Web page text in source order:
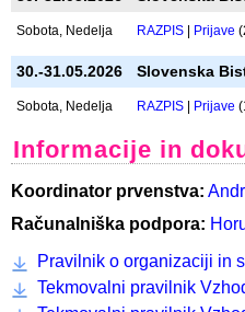
23.05.2026 Celje- PK
Sobota RAZPIS|Prijave
30.-31.05.2026 Slovenska
Sobota, Nedelja RAZPIS |Prijave
30.-31.05.2026 Slovenska
Sobota, Nedelja RAZPIS|Prijave
30.-31.05.2026 Slovenska
Sobota, Nedelja RAZPIS|Prijave